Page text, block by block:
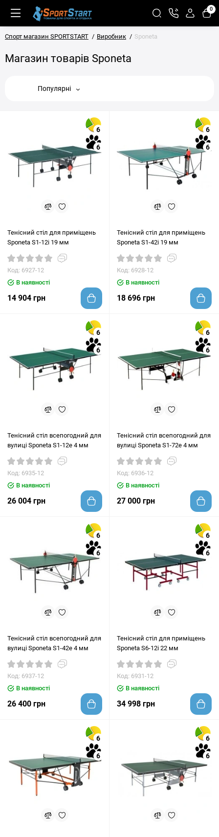
0
Спорт магазин SPORTSTART Виробник Sponeta
Магазин товарів Sponeta
Популярні
6
6
Тенісний стіл для приміщень
Sponeta S1-12i 19 мм
Код: 6927-12
В наявності
14 904 грн
6
6
Тенісний стіл для приміщень
Sponeta S1-42i 19 мм
Код: 6928-12
В наявності
18 696 грн
6
6
Тенісний стіл всепогодний для
вулиці Sponeta S1-12e 4 мм
Код: 6935-12
В наявності
26 004 грн
6
6
Тенісний стіл всепогодний для
вулиці Sponeta S1-72e 4 мм
Код: 6936-12
В наявності
27 000 грн
6
6
Тенісний стіл всепогодний для
вулиці Sponeta S1-42e 4 мм
Код: 6937-12
В наявності
26 400 грн
6
6
Тенісний стіл для приміщень
Sponeta S6-12i 22 мм
Код: 6931-12
В наявності
34 998 грн
6
6
6
6